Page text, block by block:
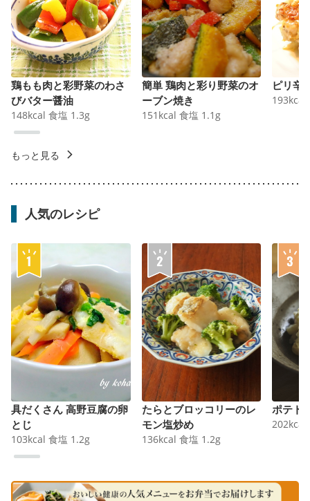
鶏もも肉と彩野菜のわさ
びバター醤油
148kcal 食塩 1.3g
簡単 鶏肉と彩り野菜のオ
ーブン焼き
151 kcal 食塩 1.1 g
ピリ辛
193kcal
もっと見る
人気のレシピ
具だくさん 高野豆腐の卵
とじ
103kcal 食塩 1.2g
たらとブロッコリーのレ
モン塩炒め
136kcal 食塩 1.2g
ポテト
202kcal